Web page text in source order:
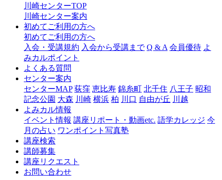
ャ
崎
川崎センターTOP
川崎センター案内
初めてご利用の方へ
初めてご利用の方へ
入会・受講規約 入会から受講まで Q & A 会員優待 よ
みカルポイント
よくある質問
センター案内
センターMAP 荻窪 恵比寿 錦糸町 北千住 八王子 昭和
記念公園 大森 川崎 横浜 柏 川口 自由が丘 川越
よみカル情報
イベント情報 講座リポート・動画etc. 語学カレッジ 今
月の占い ワンポイント写真塾
講座検索
講師募集
講座リクエスト
お問い合わせ